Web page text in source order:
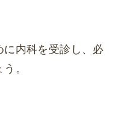
内科を受診し、必
。